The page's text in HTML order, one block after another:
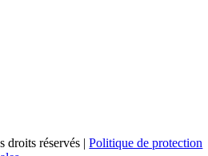
droits réservés |Politique de protection